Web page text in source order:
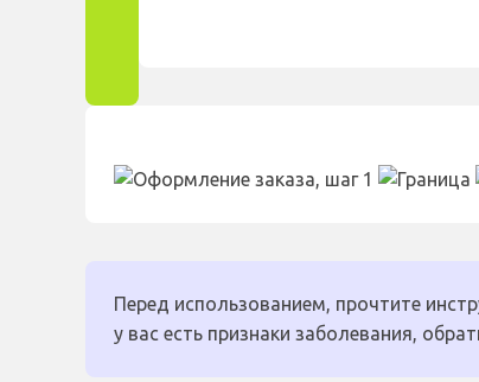
Перед использованием, прочтите
у вас есть признаки заболевания,